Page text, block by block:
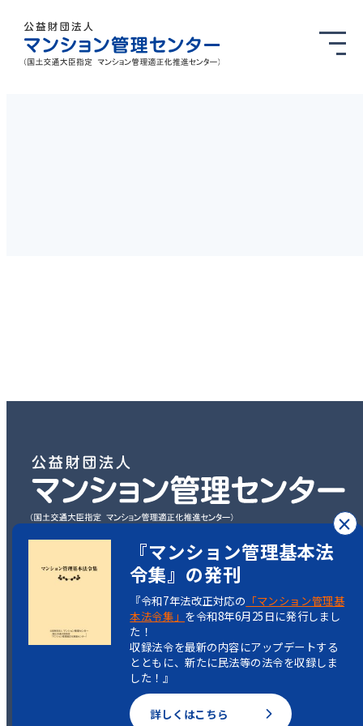
〒101-0003
東京都千代田区一ツ橋2丁目5-5
岩波書店一ツ橋ビル7階
TEL：03-3222-1516
『マンション管理基本法
令集』の発刊
『令和7年法改正対応の 「マンション管理基
本法令集」 を令和8年6月25日に発行しまし
た！
収録法令を最新の内容にアップデートする
とともに、新たに民法等の法令を収録しま
した！』
詳しくはこちら
×